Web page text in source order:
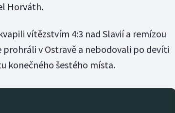
Horváth.
vítězstvím 4:3 nad Slavií a remízou
prohráli v Ostravě a nebodovali po devíti
konečného šestého místa.